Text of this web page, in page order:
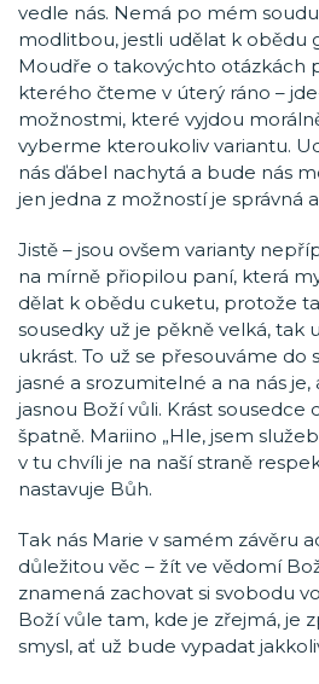
vedle nás. Nemá po mém
modlitbou, jestli udělat k obědu
Moudře o takovýchto otázkách
kterého čteme v úterý ráno –
možnostmi, které vyjdou
vyberme kteroukoliv variantu.
nás ďábel nachytá a bude nás
jen jedna z možností je správná
Jistě – jsou ovšem varianty
na mírně přiopilou paní, která
dělat k obědu cuketu, protože
sousedky už je pěkně velká, tak
ukrást. To už se přesouváme do
jasné a srozumitelné a na nás
jasnou Boží vůli. Krást sousedce
špatně. Mariino „Hle, jsem
v tu chvíli je na naší straně
nastavuje Bůh.
Tak nás Marie v samém závěru
důležitou věc – žít ve vědomí
znamená zachovat si svobodu
Boží vůle tam, kde je zřejmá, je
smysl, ať už bude vypadat